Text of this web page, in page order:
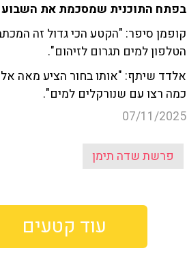
בפתח התוכנית שמסכמת את השבוע
קופמן סיפר: "הקטע הכי גדול זה
הטלפון למים תגרום לזיהום".
אלדד שיתף: "אותו בחור הציע מאה
כמה רצו עם שנורקלים למים".
07/11/2025
פרשת שדה תימן
עוד קטעים